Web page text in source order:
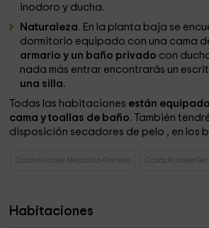
inodoro y ducha.
Naturaleza. En la planta baja se
dormitorio equipado con una cama
armario y un baño privado con
nada más entrar encontrarás un
una silla.
Todas las habitaciones están
cama y toallas de baño. También
disposición secadores de pelo , en los
Casas Rurales Mediodía-Pirineos Casas Rurales Gers
Habitaciones